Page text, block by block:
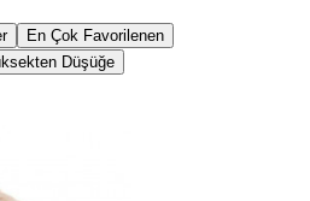
En Çok Favorilenen
Düşüğe